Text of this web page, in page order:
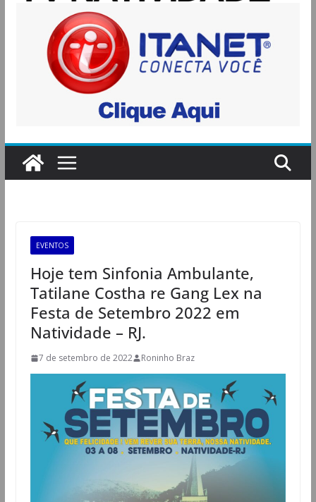
EVENTOS
Hoje tem Sinfonia Ambulante,
Tatilane Costha re Gang Lex na
Festa de Setembro 2022 em
Natividade – RJ.
7 de setembro de 2022 Roninho Braz